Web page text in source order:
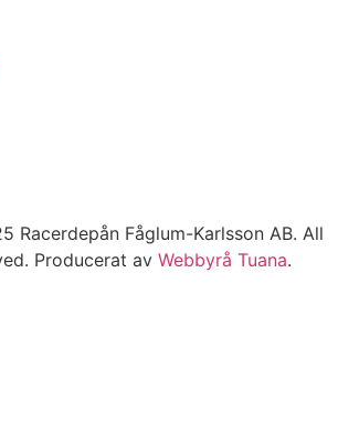
Racerdepån Fåglum-Karlsson AB. All
Producerat av Webbyrå Tuana.​